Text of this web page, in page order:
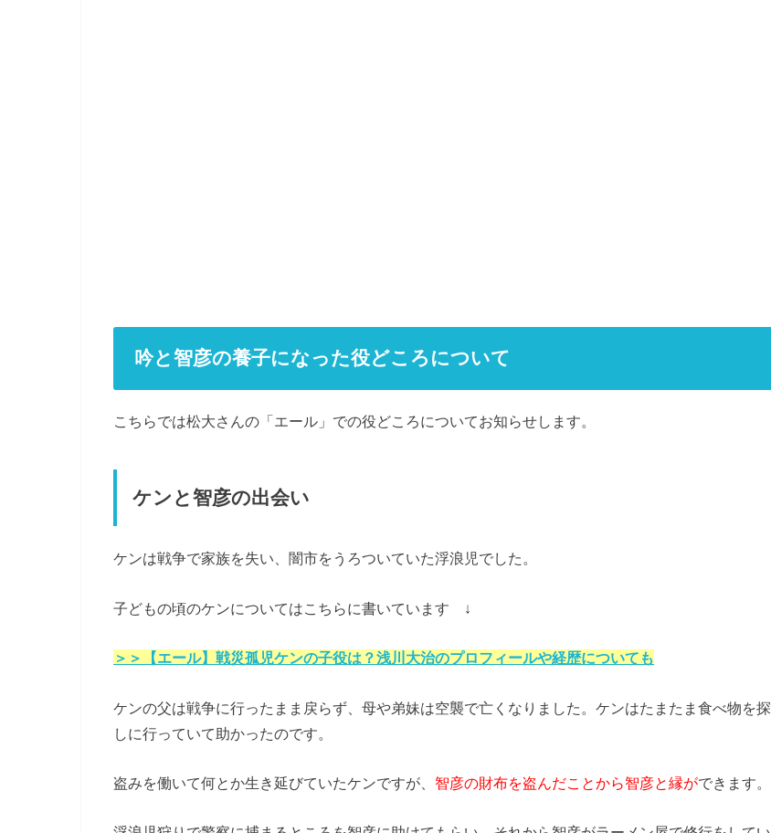
吟と智彦の養子になった役どころについて
こちらでは松大さんの「エール」での役どころについてお知らせします。
ケンと智彦の出会い
ケンは戦争で家族を失い、闇市をうろついていた浮浪児でした。
子どもの頃のケンについてはこちらに書いています ↓
＞＞【エール】戦災孤児ケンの子役は？浅川大治のプロフィールや経歴についても
ケンの父は戦争に行ったまま戻らず、母や弟妹は空襲で亡くなりました。ケンはたまたま食べ物を探
しに行っていて助かったのです。
盗みを働いて何とか生き延びていたケンですが、 智彦の財布を盗んだことから智彦と縁ができます。